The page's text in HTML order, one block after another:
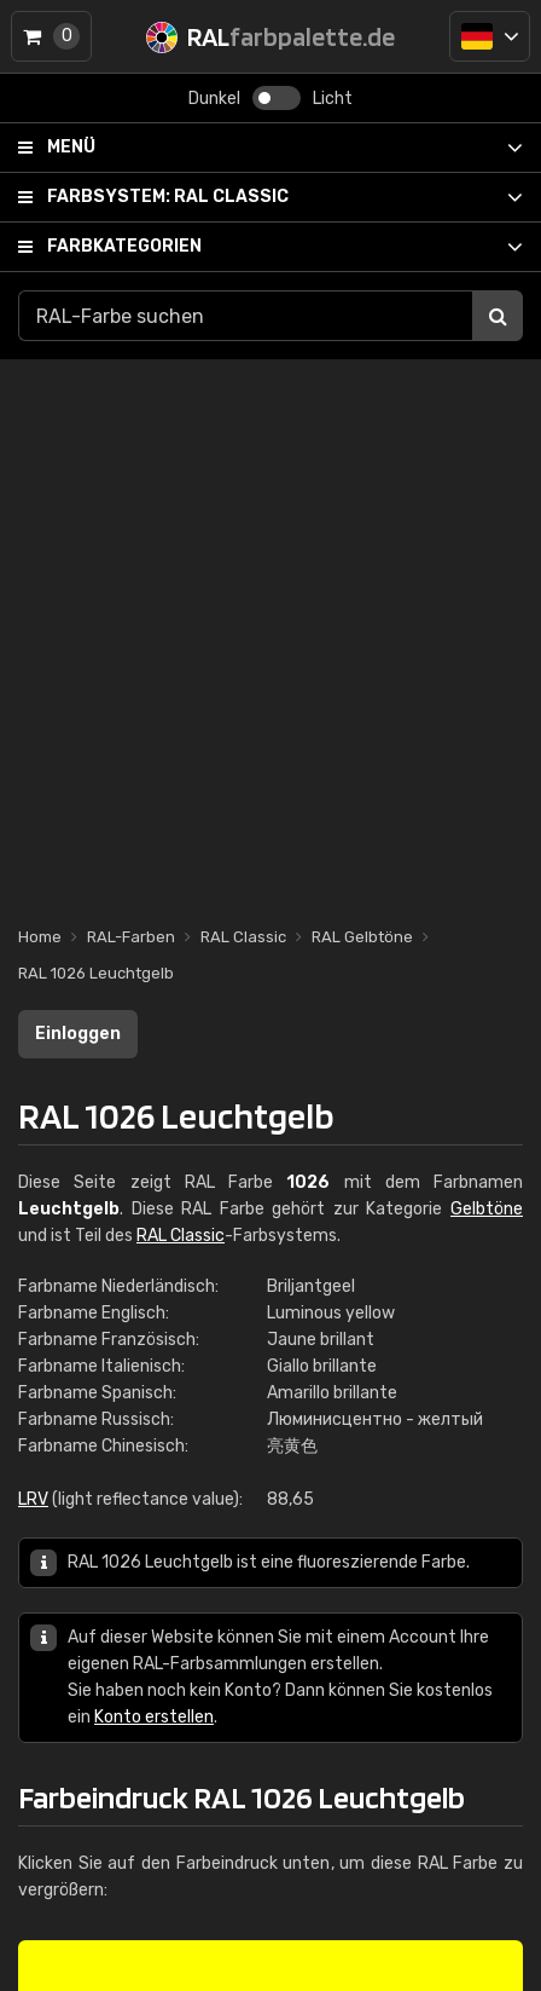
RALfarbpalette.de
Dunkel Licht
MENÜ
FARBSYSTEM: RAL CLASSIC
FARBKATEGORIEN
0
Home RAL-Farben RAL Classic
RAL Gelbtöne
RAL 1026 Leuchtgelb
Einloggen
RAL 1026 Leuchtgelb
Diese Seite zeigt RAL Farbe1026 mit dem Farbnamen
Leuchtgelb. Diese RAL Farbe gehört zur Kategorie Gelbtöne
und ist Teil des RAL Classic-Farbsystems.
Farbname Niederländisch:
Briljantgeel
Farbname Englisch:
Luminous yellow
Farbname Französisch:
Jaune brillant
Farbname Italienisch:
Giallo brillante
Farbname Spanisch:
Amarillo brillante
Farbname Russisch:
Люминисцентно - желтый
Farbname Chinesisch:
亮黄色
LRV(light reflectance value): 88,65
RAL 1026 Leuchtgelb ist eine fluoreszierende Farbe.
Auf dieser Website können Sie mit einem Account Ihre
eigenen RAL-Farbsammlungen erstellen.
Sie haben noch kein Konto? Dann können Sie kostenlos
ein Konto erstellen.
Farbeindruck RAL 1026 Leuchtgelb
Klicken Sie auf den Farbeindruck unten, um diese RAL Farbe zu
vergrößern: